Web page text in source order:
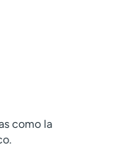
como la